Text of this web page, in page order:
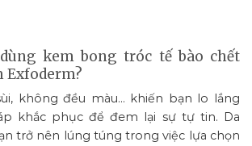
kem bong tróc tế bào chết
Exfoderm?
không đều màu… khiến bạn lo lắng
khắc phục để đem lại sự tự tin. Da
trở nên lúng túng trong việc lựa chọn